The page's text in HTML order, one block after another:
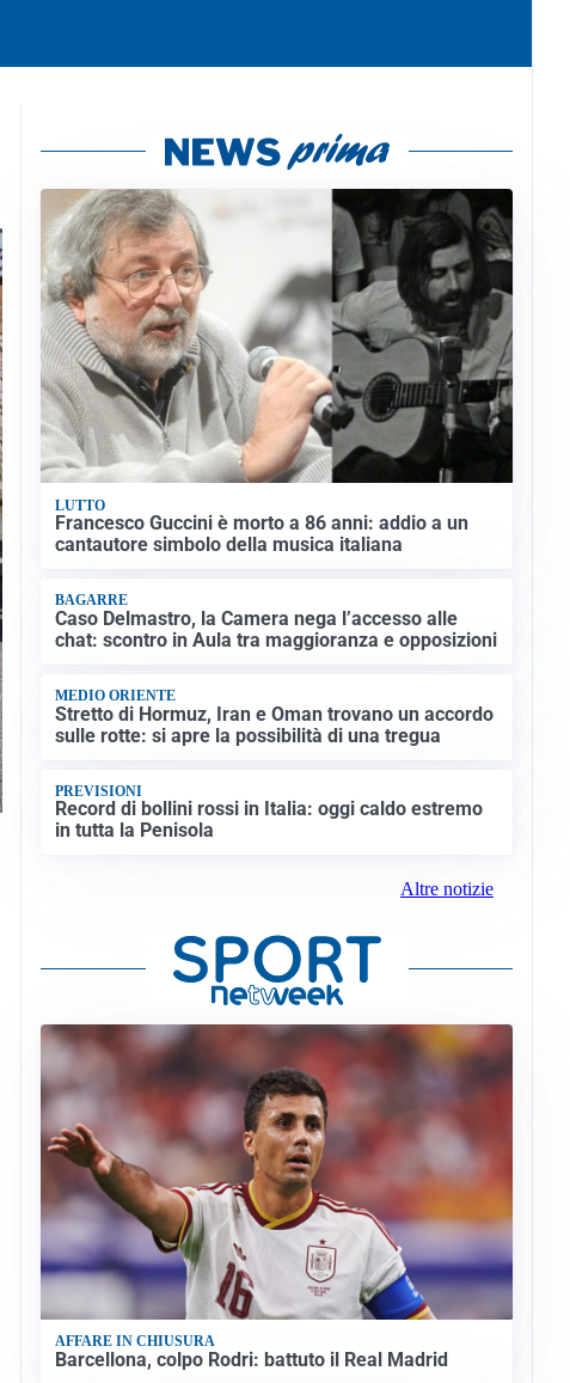
LUTTO
Francesco Guccini è morto a 86 anni: addio a un
cantautore simbolo della musica italiana
BAGARRE
Caso Delmastro, la Camera nega l’accesso alle
chat: scontro in Aula tra maggioranza e opposizioni
MEDIO ORIENTE
Stretto di Hormuz, Iran e Oman trovano un accordo
sulle rotte: si apre la possibilità di una tregua
PREVISIONI
Record di bollini rossi in Italia: oggi caldo estremo
in tutta la Penisola
Altre notizie
AFFARE IN CHIUSURA
Barcellona, colpo Rodri: battuto il Real Madrid